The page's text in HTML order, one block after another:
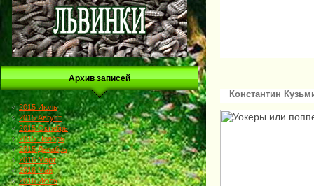
Архив записей
2015 Июль
2015 Август
2015 Октябрь
2015 Ноябрь
2015 Декабрь
2016 Март
2016 Май
2016 Июль
Константин